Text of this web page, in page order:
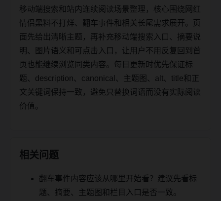
移动端搜索和站内连续阅读场景整理，核心围绕网红
情侣黑料不打烊、翻车事件和相关长尾需求展开。页
面先给出清晰主题，再补充移动端搜索入口、摘要说
明、图片语义和可点击入口，让用户不用反复回到首
页也能继续浏览同类内容。每日更新时优先保证标
题、description、canonical、主题图、alt、title和正
文关键词保持一致，避免只替换词语而没有实际阅读
价值。
相关问题
翻车事件内容应该从哪里开始看？建议先看标
题、摘要、主题图和栏目入口是否一致。